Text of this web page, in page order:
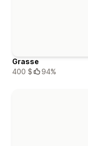
Grasse
400 $
94%